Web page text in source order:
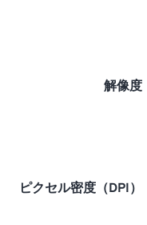
解像度
ピクセル密度（DPI）